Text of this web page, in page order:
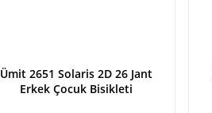
Ümit 2651 Solaris 2D 26 Jant
Erkek Çocuk Bisikleti